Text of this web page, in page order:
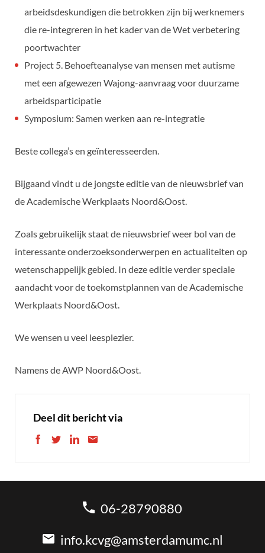
arbeidsdeskundigen die betrokken zijn bij werknemers
die re-integreren in het kader van de Wet verbetering
poortwachter
Project 5. Behoefteanalyse van mensen met autisme
met een afgewezen Wajong-aanvraag voor duurzame
arbeidsparticipatie
Symposium: Samen werken aan re-integratie
Beste collega’s en geïnteresseerden.
Bijgaand vindt u de jongste editie van de nieuwsbrief van
de Academische Werkplaats Noord&Oost.
Zoals gebruikelijk staat de nieuwsbrief weer bol van de
interessante onderzoeksonderwerpen en actualiteiten op
wetenschappelijk gebied. In deze editie verder speciale
aandacht voor de toekomstplannen van de Academische
Werkplaats Noord&Oost.
We wensen u veel leesplezier.
Namens de AWP Noord&Oost.
Deel dit bericht via
06-28790880
info.kcvg@amsterdamumc.nl